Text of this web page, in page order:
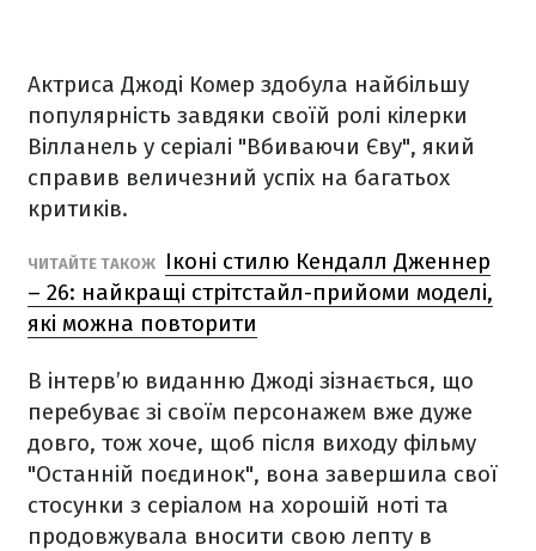
Актриса Джоді Комер здобула найбільшу
популярність завдяки своїй ролі кілерки
Вілланель у серіалі "Вбиваючи Єву", який
справив величезний успіх на багатьох
критиків.
ЧИТАЙТЕ ТАКОЖ
Іконі стилю Кендалл Дженнер
– 26: найкращі стрітстайл-прийоми моделі,
які можна повторити
В інтерв’ю виданню Джоді зізнається, що
перебуває зі своїм персонажем вже дуже
довго, тож хоче, щоб після виходу фільму
"Останній поєдинок", вона завершила свої
стосунки з серіалом на хорошій ноті та
продовжувала вносити свою лепту в